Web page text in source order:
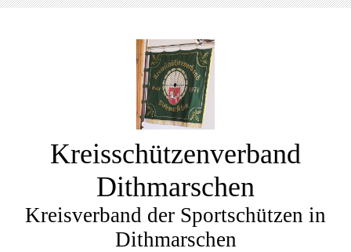
Kreisschützenverband
Dithmarschen
Kreisverband der Sportschützen in
Dithmarschen